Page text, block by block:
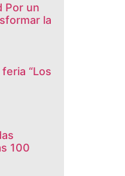
Por un
la
“Los
100